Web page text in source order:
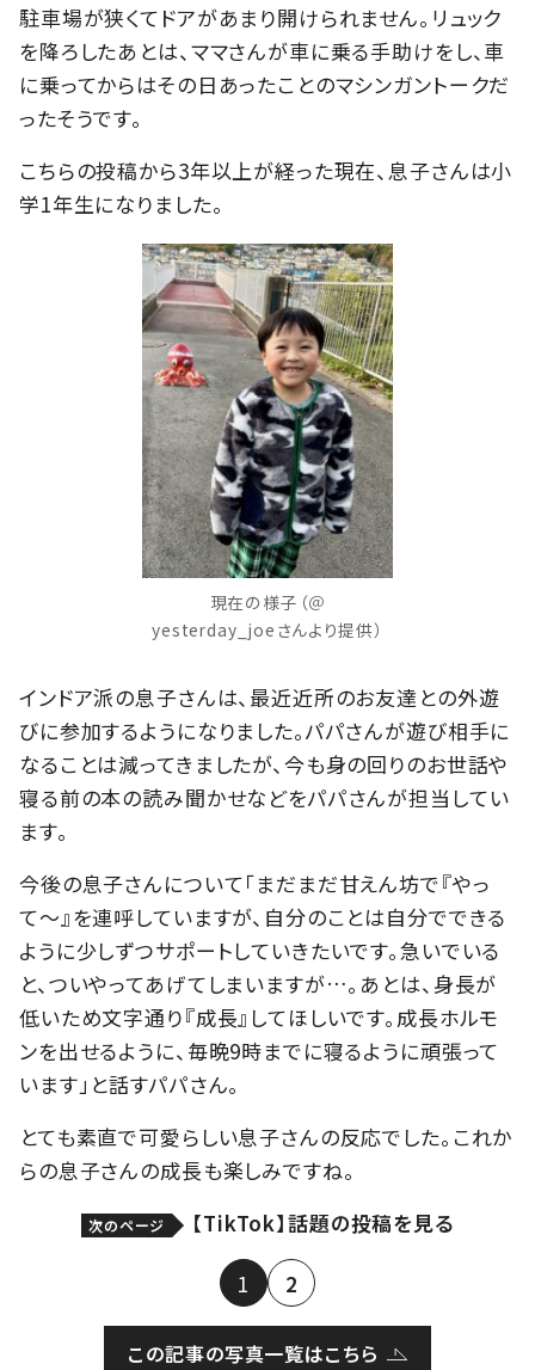
駐車場が狭くてドアがあまり開けられません。リュック
を降ろしたあとは、ママさんが車に乗る手助けをし、車
に乗ってからはその日あったことのマシンガントークだ
ったそうです。
こちらの投稿から3年以上が経った現在、息子さんは小
学1年生になりました。
現在の様子（＠
yesterday_joeさんより提供）
インドア派の息子さんは、最近近所のお友達との外遊
びに参加するようになりました。パパさんが遊び相手に
なることは減ってきましたが、今も身の回りのお世話や
寝る前の本の読み聞かせなどをパパさんが担当してい
ます。
今後の息子さんについて「まだまだ甘えん坊で『やっ
て〜』を連呼していますが、自分のことは自分でできる
ように少しずつサポートしていきたいです。急いでいる
と、ついやってあげてしまいますが…。あとは、身長が
低いため文字通り『成長』してほしいです。成長ホルモ
ンを出せるように、毎晩9時までに寝るように頑張って
います」と話すパパさん。
とても素直で可愛らしい息子さんの反応でした。これか
らの息子さんの成長も楽しみですね。
次のページ 【TikTok】話題の投稿を見る
1 2
この記事の写真一覧はこちら